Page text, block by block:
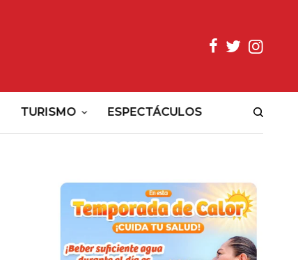
TURISMO ESPECTÁCULOS